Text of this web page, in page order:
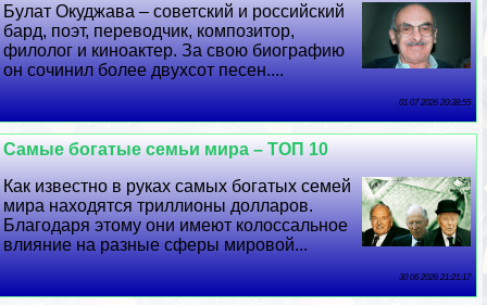
Булат Окуджава – советский и российский
бард, поэт, переводчик, композитор,
филолог и киноактер. За свою биографию
он сочинил более двухсот песен....
01 07 2026 20:38:55
Самые богатые семьи мира – ТОП 10
Как известно в руках самых богатых семей
мира находятся триллионы долларов.
Благодаря этому они имеют колоссальное
влияние на разные сферы мировой...
30 06 2026 21:21:17